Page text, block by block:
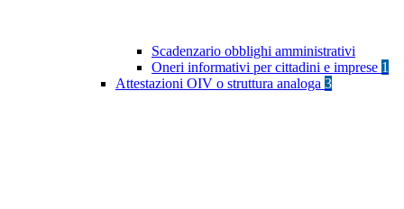
Scadenzario obblighi amministrativi
Oneri informativi per cittadini e imprese 1
Attestazioni OIV o struttura analoga 3